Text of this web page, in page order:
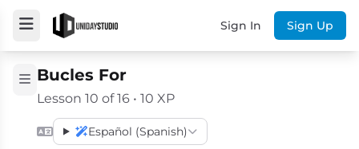
Sign In Sign Up
Bucles For
Lesson 10 of 16 • 10 XP
Español (Spanish)